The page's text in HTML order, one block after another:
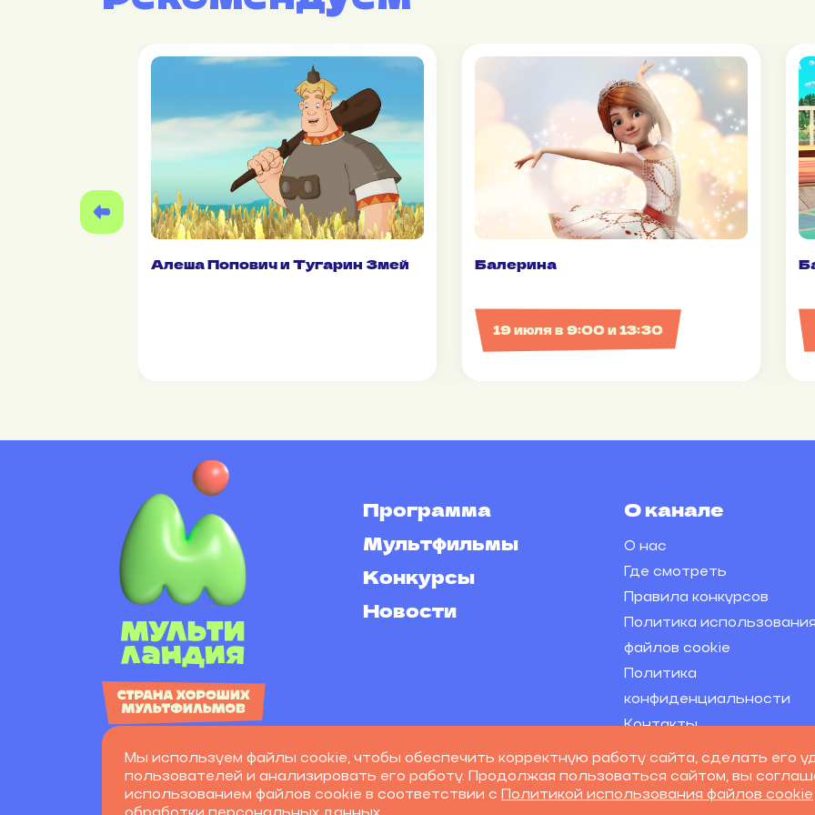
Алеша Попович и Тугарин Змей Балерина
19 июля в 9:00 и 13:30
Программа
Мультфильмы
Конкурсы
Новости
О канале
О нас
Где смотреть
Правила конкурсов
Политика использования
файлов cookie
Политика
конфиденциальности
Контакты
© 2026, ООО «Киномания.ТВ».
Мы используем файлы cookie, чтобы обеспечить корректную работу сайта, сделать его
пользователей и анализировать его работу. Продолжая пользоваться сайтом, вы
использованием файлов cookie в соответствии с Политикой использования файлов cookie